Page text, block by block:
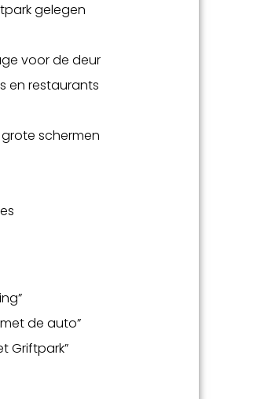
gelegen
voor de deur
en restaurants
schermen
de auto”
Griftpark”